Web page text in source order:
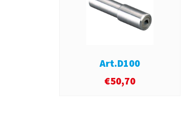
Art.D100
€50,70